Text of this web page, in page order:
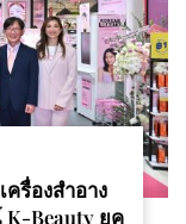
รื่องสำอาง
K-Beauty ยุค